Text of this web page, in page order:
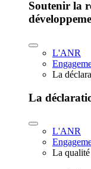
Soutenir la
L'ANR
La
La
L'ANR
La qualité